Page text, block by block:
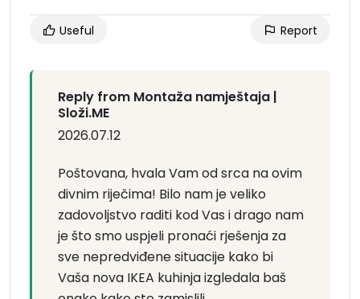
Useful Report
Reply from Montaža namještaja |
Složi.ME
2026.07.12
Poštovana, hvala Vam od srca na ovim
divnim riječima! Bilo nam je veliko
zadovoljstvo raditi kod Vas i drago nam
je što smo uspjeli pronaći rješenja za
sve nepredviđene situacije kako bi
Vaša nova IKEA kuhinja izgledala baš